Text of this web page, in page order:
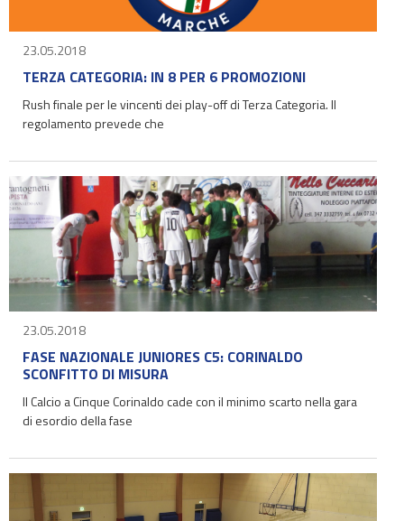
23.05.2018
TERZA CATEGORIA: IN 8 PER 6 PROMOZIONI
Rush finale per le vincenti dei play-off di Terza Categoria. Il
regolamento prevede che
23.05.2018
FASE NAZIONALE JUNIORES C5: CORINALDO
SCONFITTO DI MISURA
Il Calcio a Cinque Corinaldo cade con il minimo scarto nella gara
di esordio della fase